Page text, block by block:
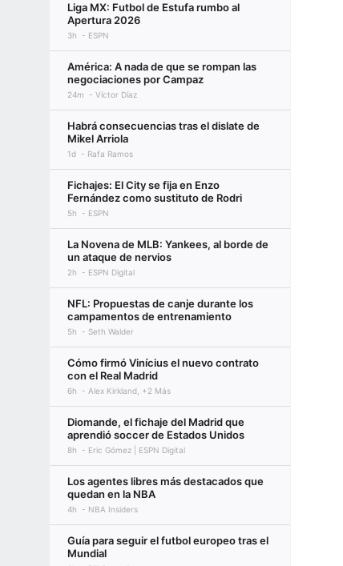
Liga MX: Futbol de Estufa rumbo al
Apertura 2026
3h ESPN
América: A nada de que se rompan las
negociaciones por Campaz
24m Víctor Díaz
Habrá consecuencias tras el dislate de
Mikel Arriola
1d Rafa Ramos
Fichajes: El City se fija en Enzo
Fernández como sustituto de Rodri
5h ESPN
La Novena de MLB: Yankees, al borde de
un ataque de nervios
2h ESPN Digital
NFL: Propuestas de canje durante los
campamentos de entrenamiento
5h Seth Walder
Cómo firmó Vinícius el nuevo contrato
con el Real Madrid
6h Alex Kirkland, +2 Más
Diomande, el fichaje del Madrid que
aprendió soccer de Estados Unidos
8h Eric Gómez | ESPN Digital
Los agentes libres más destacados que
quedan en la NBA
4h NBA Insiders
Guía para seguir el futbol europeo tras el
Mundial